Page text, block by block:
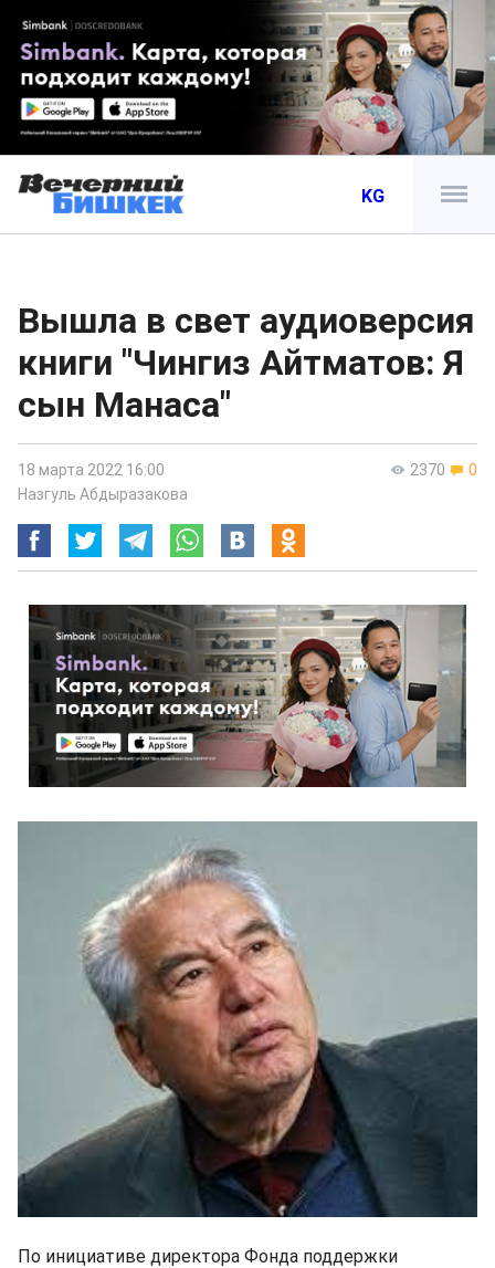
KG
Вышла в свет аудиоверсия
книги "Чингиз Айтматов: Я
сын Манаса"
2370 0
18 марта 2022 16:00
Назгуль Абдыразакова
По инициативе директора Фонда поддержки